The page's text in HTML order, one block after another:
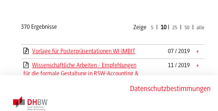
370 Ergebnisse Zeige 5| 10| 25| 50| alle
Vorlage für Posterpräsentationen WI-IMBIT 07 / 2019 +
Wissenschaftliche Arbeiten - Empfehlungen
für die formale Gestaltung in RSW-Accounting &
11 / 2019 +
für die inhaltliche Gestaltung in RSW-Accounting
Datenschutzbestimmungen